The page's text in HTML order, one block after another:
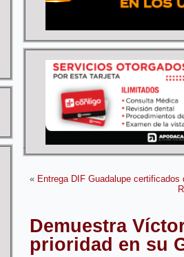
« Entrega DIF Guadalupe
Demuestra
prioridad en su